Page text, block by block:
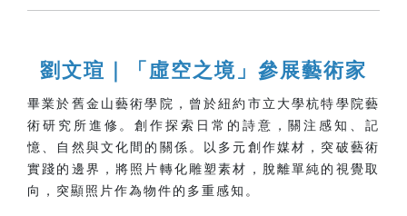
劉文瑄 ｜「虛空之境」參展藝術家
畢業於舊金山藝術學院，曾於紐約市立大學杭特學院藝
術研究所進修。創作探索日常的詩意，關注感知、記
憶、自然與文化間的關係。以多元創作媒材，突破藝術
實踐的邊界，將照片轉化雕塑素材，脫離單純的視覺取
向，突顯照片作為物件的多重感知。